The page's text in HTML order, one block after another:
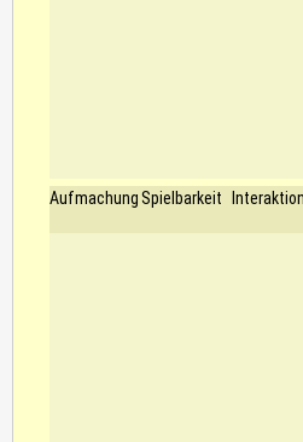
Aufmachung Spielbarkeit Interaktion